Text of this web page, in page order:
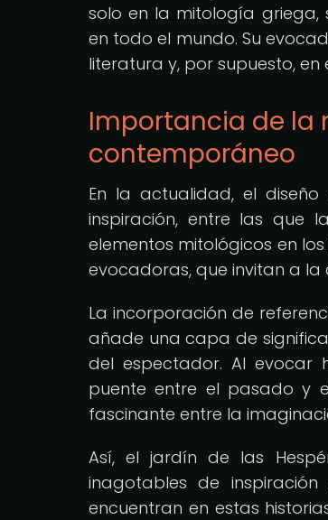
solo en la mitología griega,
en todo el mundo. Su
literatura y, por supuesto,
Importancia de la
contemporáneo
En la actualidad, el
inspiración, entre las que
elementos mitológicos en
evocadoras, que invitan a
La incorporación de
añade una capa de
del espectador. Al evocar
puente entre el pasado y
fascinante entre la
Así, el jardín de las
inagotables de
encuentran en estas